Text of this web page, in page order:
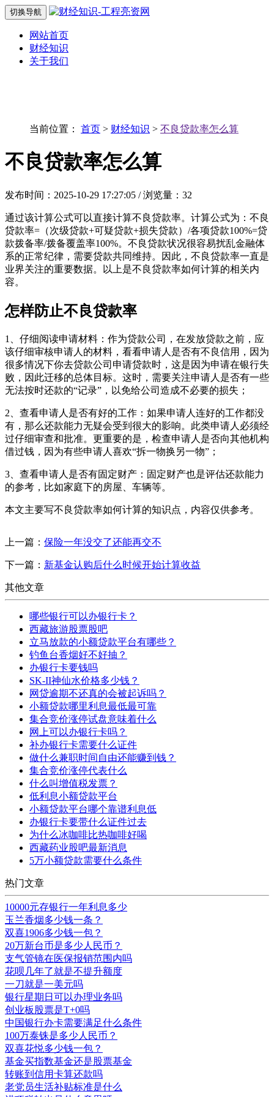
切换导航
网站首页
财经知识
关于我们
当前位置： 首页 > 财经知识 > 不良贷款率怎么算
不良贷款率怎么算
发布时间：2025-10-29 17:27:05 / 浏览量：32
通过该计算公式可以直接计算不良贷款率。计算公式为：不良
贷款率=（次级贷款+可疑贷款+损失贷款）/各项贷款100%=贷
款拨备率/拨备覆盖率100%。不良贷款状况很容易扰乱金融体
系的正常纪律，需要贷款共同维持。因此，不良贷款率一直是
业界关注的重要数据。以上是不良贷款率如何计算的相关内
容。
怎样防止不良贷款率
1、仔细阅读申请材料：作为贷款公司，在发放贷款之前，应
该仔细审核申请人的材料，看看申请人是否有不良信用，因为
很多情况下你去贷款公司申请贷款时，这是因为申请在银行失
败，因此迁移的总体目标。这时，需要关注申请人是否有一些
无法按时还款的“记录”，以免给公司造成不必要的损失；
2、查看申请人是否有好的工作：如果申请人连好的工作都没
有，那么还款能力无疑会受到很大的影响。此类申请人必须经
过仔细审查和批准。更重要的是，检查申请人是否向其他机构
借过钱，因为有些申请人喜欢“拆一物换另一物”；
3、查看申请人是否有固定财产：固定财产也是评估还款能力
的参考，比如家庭下的房屋、车辆等。
本文主要写不良贷款率如何计算的知识点，内容仅供参考。
上一篇： 保险一年没交了还能再交不
下一篇： 新基金认购后什么时候开始计算收益
其他文章
哪些银行可以办银行卡？
西藏旅游股票股吧
立马放款的小额贷款平台有哪些？
钓鱼台香烟好不好抽？
办银行卡要钱吗
SK-II神仙水价格多少钱？
网贷逾期不还真的会被起诉吗？
小额贷款哪里利息最低最可靠
集合竞价涨停试盘意味着什么
网上可以办银行卡吗？
补办银行卡需要什么证件
做什么兼职时间自由还能赚到钱？
集合竞价涨停代表什么
什么叫增值税发票？
低利息小额贷款平台
小额贷款平台哪个靠谱利息低
办银行卡要带什么证件过去
为什么冰咖啡比热咖啡好喝
西藏药业股吧最新消息
5万小额贷款需要什么条件
热门文章
10000元存银行一年利息多少
玉兰香烟多少钱一条？
双喜1906多少钱一包？
20万新台币是多少人民币？
支气管镜在医保报销范围内吗
花呗几年了就是不提升额度
一刀就是一美元吗
银行星期日可以办理业务吗
创业板股票是T+0吗
中国银行办卡需要满足什么条件
100万泰铢是多少人民币？
双喜花悦多少钱一包？
基金买指数基金还是股票基金
转账到信用卡算还款吗
老党员生活补贴标准是什么